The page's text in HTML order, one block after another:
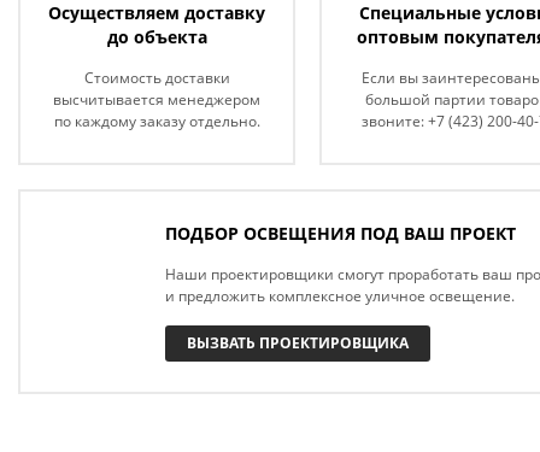
Осуществляем доставку
до объекта
Стоимость доставки
высчитывается менеджером
по каждому заказу отдельно.
Специальные
оптовым
Если вы
большой партии
звоните: +7 (423) 200-
ПОДБОР ОСВЕЩЕНИЯ ПОД ВАШ ПРОЕКТ
Наши проектировщики смогут проработать ваш
и предложить комплексное уличное освещение.
ВЫЗВАТЬ ПРОЕКТИРОВЩИКА